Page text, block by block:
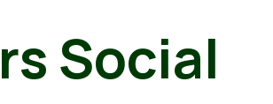
Social